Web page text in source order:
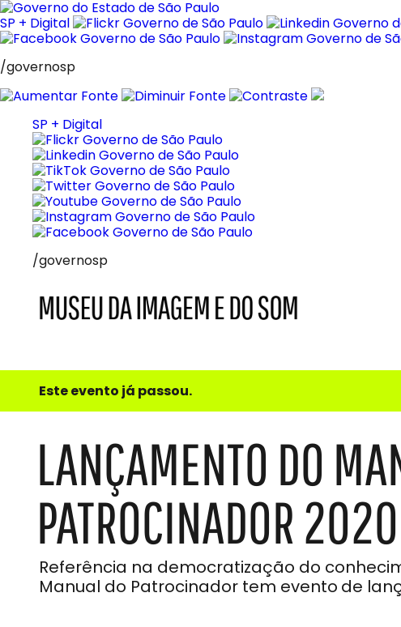
Pular
para
o
SP + Digital
/governosp
SP + Digital
/governosp
e
do
Som
Este evento já passou.
LANÇAMENTO DO
PATROCINADOR
Referência na democratização do
Manual do Patrocinador tem evento de